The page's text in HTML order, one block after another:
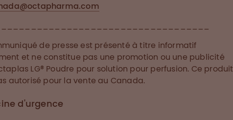
de presse est présenté à titre informatif
et ne constitue pas une promotion ou une publicité
LG® Poudre pour solution pour perfusion. Ce produit
autorisé pour la vente au Canada.
d'urgence